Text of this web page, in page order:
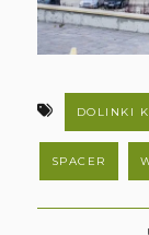
DOLINKI
SPACER